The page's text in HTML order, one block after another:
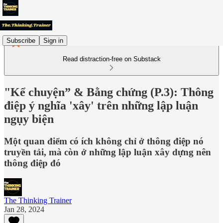
Subscribe Sign in
Read distraction-free on Substack
"Kể chuyện” & Bằng chứng (P.3): Thông
điệp ý nghĩa 'xây' trên những lập luận
ngụy biện
Một quan điểm có ích không chỉ ở thông điệp nó
truyền tải, mà còn ở những lập luận xây dựng nên
thông điệp đó
The Thinking Trainer
Jan 28, 2024